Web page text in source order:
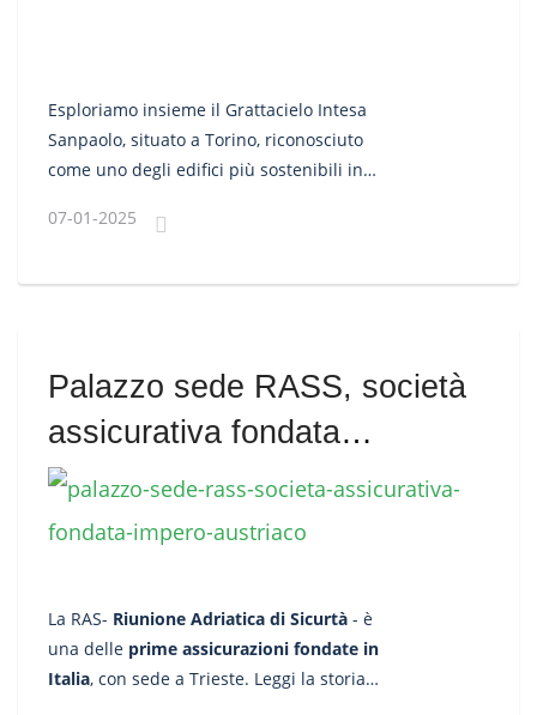
Esploriamo insieme il Grattacielo Intesa
Sanpaolo, situato a Torino, riconosciuto
come uno degli edifici più sostenibili in
07-01-2025
Palazzo sede RASS, società
assicurativa fondata
dall'Impero Austriaco
La RAS- Riunione Adriatica di Sicurtà - è
una delle prime assicurazioni fondate in
Italia, con sede a Trieste. Leggi la storia